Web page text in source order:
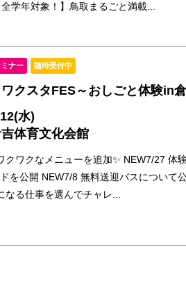
学年対象！】鳥取まるごと満載...
ナー 随時受付中
クスタFES～おしごと体験in
水)
体育文化会館
クワクなメニューを追加✨ NEW7/27 体
を公開 NEW7/8 無料送迎バスについて
なる仕事を選んでチャレ...